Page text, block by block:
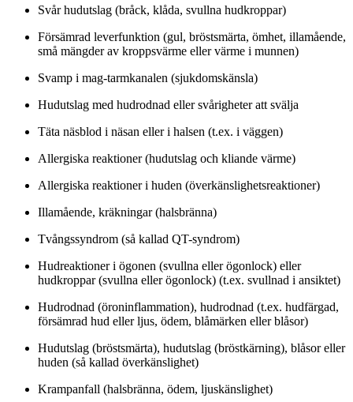
Svår hudutslag (bråck, klåda, svullna hudkroppar)
Försämrad leverfunktion (gul, bröstsmärta, ömhet, illamående,
små mängder av kroppsvärme eller värme i munnen)
Svamp i mag-tarmkanalen (sjukdomskänsla)
Hudutslag med hudrodnad eller svårigheter att svälja
Täta näsblod i näsan eller i halsen (t.ex. i väggen)
Allergiska reaktioner (hudutslag och kliande värme)
Allergiska reaktioner i huden (överkänslighetsreaktioner)
Illamående, kräkningar (halsbränna)
Tvångssyndrom (så kallad QT-syndrom)
Hudreaktioner i ögonen (svullna eller ögonlock) eller
hudkroppar (svullna eller ögonlock) (t.ex. svullnad i ansiktet)
Hudrodnad (öroninflammation), hudrodnad (t.ex. hudfärgad,
försämrad hud eller ljus, ödem, blåmärken eller blåsor)
Hudutslag (bröstsmärta), hudutslag (bröstkärning), blåsor eller
huden (så kallad överkänslighet)
Krampanfall (halsbränna, ödem, ljuskänslighet)